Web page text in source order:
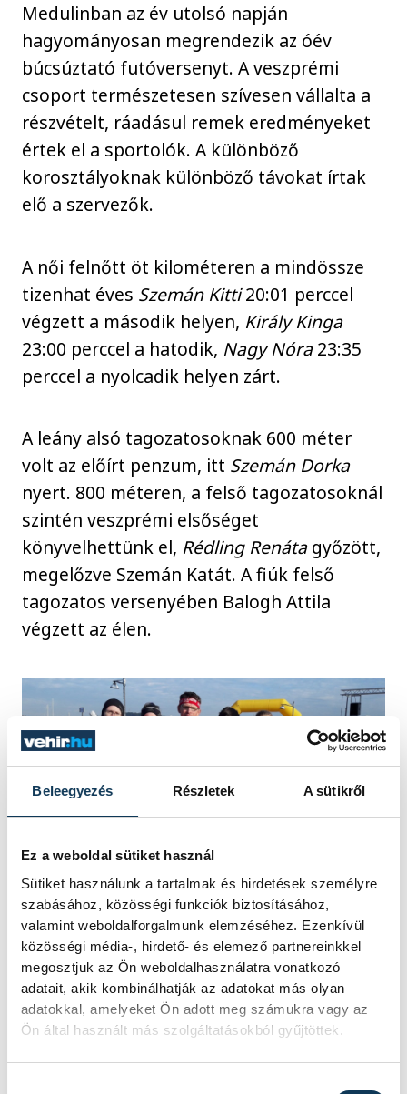
Beleegyezés Részletek A sütikről
Ez a weboldal sütiket használ
Sütiket használunk a tartalmak és hirdetések személyre
szabásához, közösségi funkciók biztosításához,
valamint weboldalforgalmunk elemzéséhez. Ezenkívül
közösségi média-, hirdető- és elemező partnereinkkel
megosztjuk az Ön weboldalhasználatra vonatkozó
adatait, akik kombinálhatják az adatokat más olyan
adatokkal, amelyeket Ön adott meg számukra vagy az
Ön által használt más szolgáltatásokból gyűjtöttek.
Medulinban az év utolsó napján
hagyományosan megrendezik az óév
búcsúztató futóversenyt. A veszprémi
csoport természetesen szívesen vállalta a
részvételt, ráadásul remek eredményeket
értek el a sportolók. A különböző
korosztályoknak különböző távokat írtak
elő a szervezők.
A női felnőtt öt kilométeren a mindössze
tizenhat éves Szemán Kitti20:01 perccel
végzett a második helyen, Király Kinga
23:00 perccel a hatodik, Nagy Nóra23:35
perccel a nyolcadik helyen zárt.
A leány alsó tagozatosoknak 600 méter
volt az előírt penzum, itt Szemán Dorka
nyert. 800 méteren, a felső tagozatosoknál
szintén veszprémi elsőséget
könyvelhettünk el, Rédling Renátagyőzött,
megelőzve Szemán Katát. A fiúk felső
tagozatos versenyében Balogh Attila
végzett az élen.
Az óvodásoknál ügyesen teljesítettifjabb
Szemán János. Édesapja, a csoport edzője
pedig a férfiak öt kilométeres viadalán vett